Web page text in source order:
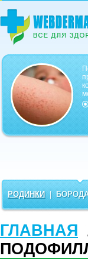
РОДИНКИ |
ГЛАВНАЯ